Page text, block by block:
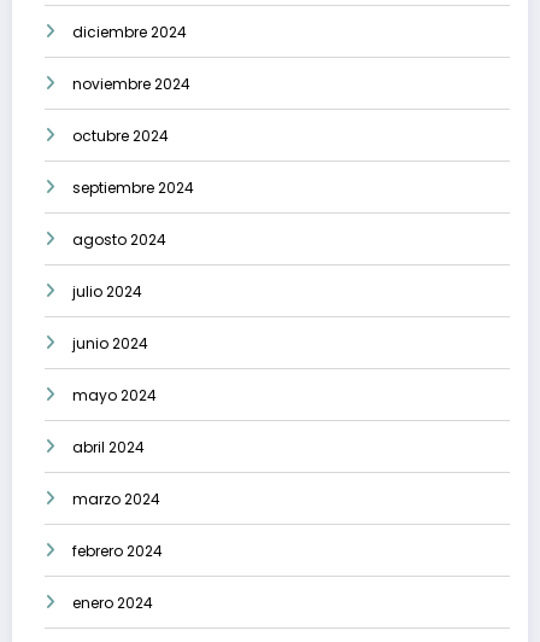
diciembre 2024
noviembre 2024
octubre 2024
septiembre 2024
agosto 2024
julio 2024
junio 2024
mayo 2024
abril 2024
marzo 2024
febrero 2024
enero 2024